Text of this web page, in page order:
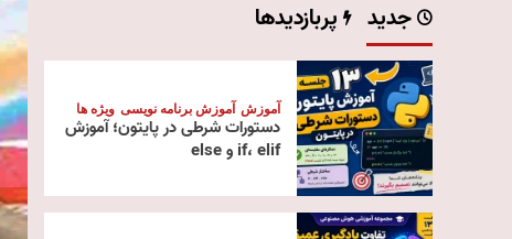
جدید پربازدیدها
آموزش آموزش برنامه نویسی ویژه ها
دستورات شرطی در پایتون؛ آموزش
if، elif و else